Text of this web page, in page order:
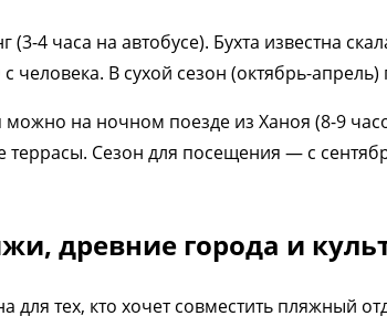
4 часа на автобусе). Бухта известна
человека. В сухой сезон (октябрь-
на ночном поезде из Ханоя (8-9
Сезон для посещения — с
древние города и
для тех, кто хочет совместить пляжный